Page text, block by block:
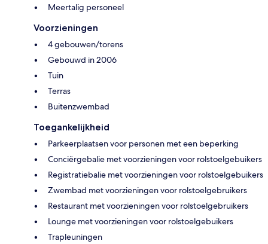
Meertalig personeel
Voorzieningen
4 gebouwen/torens
Gebouwd in 2006
Tuin
Terras
Buitenzwembad
Toegankelijkheid
Parkeerplaatsen voor personen met een beperking
Conciërgebalie met voorzieningen voor rolstoelgebuikers
Registratiebalie met voorzieningen voor rolstoelgebuikers
Zwembad met voorzieningen voor rolstoelgebruikers
Restaurant met voorzieningen voor rolstoelgebruikers
Lounge met voorzieningen voor rolstoelgebuikers
Trapleuningen